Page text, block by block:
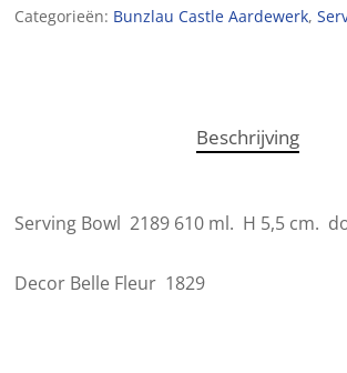
Categorieën: Bunzlau Castle Aardewerk,
Beschrijving
Serving Bowl 2189 610 ml. H 5,5 cm.
Decor Belle Fleur 1829